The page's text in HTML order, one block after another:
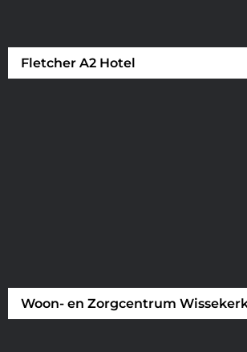
Fletcher A2 Hotel
Woon- en Zorgcentrum